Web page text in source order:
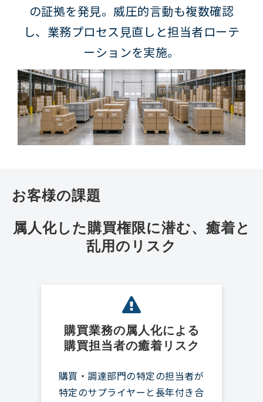
の証拠を発見。威圧的言動も複数確認
し、業務プロセス見直しと担当者ローテ
ーションを実施。
お客様の課題
属人化した購買権限に潜む、癒着と
乱用のリスク
購買業務の属人化による
購買担当者の癒着リスク
購買・調達部門の特定の担当者が
特定のサプライヤーと長年付き合